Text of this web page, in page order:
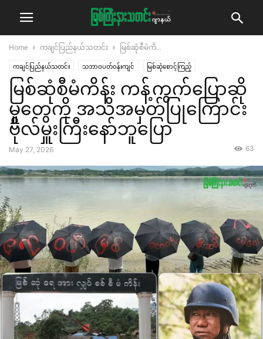
Home ကချင်ပြည်နယ်သတင်း မြစ်ဆုံစီမံကိ...
ကချင်ပြည်နယ်သတင်း သဘာဝပတ်ဝန်းကျင် မြစ်ဆုံစောင့်ကြည့်
မြစ်ဆုံစီမံကိန်း ကန့်ကွက်ပြောဆို
မှုတွေကို အသိအမှတ်ပြုကြောင်း
ဗိုလ်မှူးကြီးနော်ဘူပြော
May 27, 2026 63